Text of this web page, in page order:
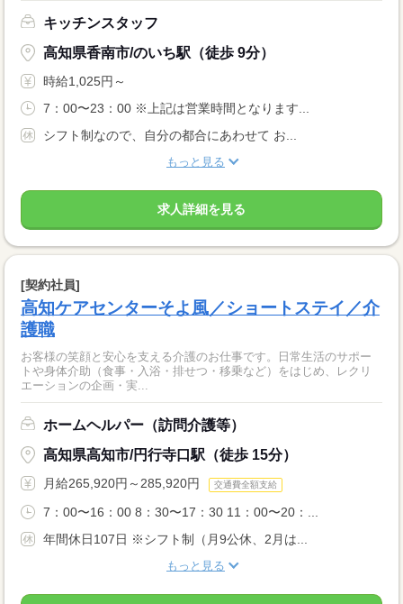
キッチンスタッフ
高知県香南市/のいち駅（徒歩 9分）
時給1,025円～
7：00〜23：00 ※上記は営業時間となります...
シフト制なので、自分の都合にあわせて お...
もっと見る
求人詳細を見る
[契約社員]
高知ケアセンターそよ風／ショートステイ／介
護職
お客様の笑顔と安心を支える介護のお仕事です。日常生活のサポー
トや身体介助（食事・入浴・排せつ・移乗など）をはじめ、レクリ
エーションの企画・実...
ホームヘルパー（訪問介護等）
高知県高知市/円行寺口駅（徒歩 15分）
月給265,920円～285,920円 交通費全額支給
7：00〜16：00 8：30〜17：30 11：00〜20：...
年間休日107日 ※シフト制（月9公休、2月は...
もっと見る